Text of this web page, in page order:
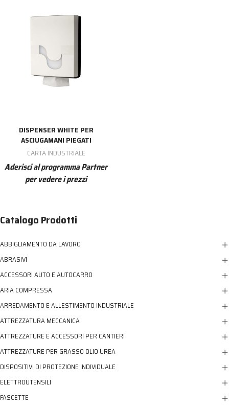
DISPENSER WHITE PER
ASCIUGAMANI PIEGATI
CARTA INDUSTRIALE
Aderisci al programma Partner
per vedere i prezzi
Catalogo Prodotti
ABBIGLIAMENTO DA LAVORO
ABRASIVI
ACCESSORI AUTO E AUTOCARRO
ARIA COMPRESSA
ARREDAMENTO E ALLESTIMENTO INDUSTRIALE
ATTREZZATURA MECCANICA
ATTREZZATURE E ACCESSORI PER CANTIERI
ATTREZZATURE PER GRASSO OLIO UREA
DISPOSITIVI DI PROTEZIONE INDIVIDUALE
ELETTROUTENSILI
FASCETTE